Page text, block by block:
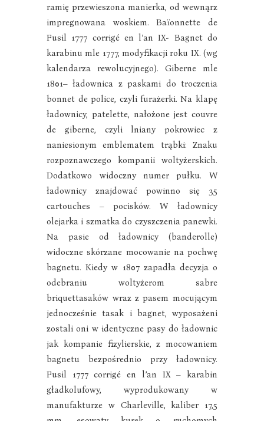
ramię przewieszona manierka, od wewnąrz
impregnowana woskiem. Baïonnette de
Fusil 1777 corrigé en l’an IX- Bagnet do
karabinu mle 1777, modyfikacji roku IX. (wg
kalendarza rewolucyjnego). Giberne mle
1801– ładownica z paskami do troczenia
bonnet de police, czyli furażerki. Na klapę
ładownicy, patelette, nałożone jest couvre
de giberne, czyli lniany pokrowiec z
naniesionym emblematem trąbki: Znaku
rozpoznawczego kompanii woltyżerskich.
Dodatkowo widoczny numer pułku. W
ładownicy znajdować powinno się 35
cartouches – pocisków. W ładownicy
olejarka i szmatka do czyszczenia panewki.
Na pasie od ładownicy (banderolle)
widoczne skórzane mocowanie na pochwę
bagnetu. Kiedy w 1807 zapadła decyzja o
odebraniu woltyżerom sabre
briquettasaków wraz z pasem mocującym
jednocześnie tasak i bagnet, wyposażeni
zostali oni w identyczne pasy do ładownic
jak kompanie fizylierskie, z mocowaniem
bagnetu bezpośrednio przy ładownicy.
Fusil 1777 corrigé en l’an IX – karabin
gładkolufowy, wyprodukowany w
manufakturze w Charleville, kaliber 17,5